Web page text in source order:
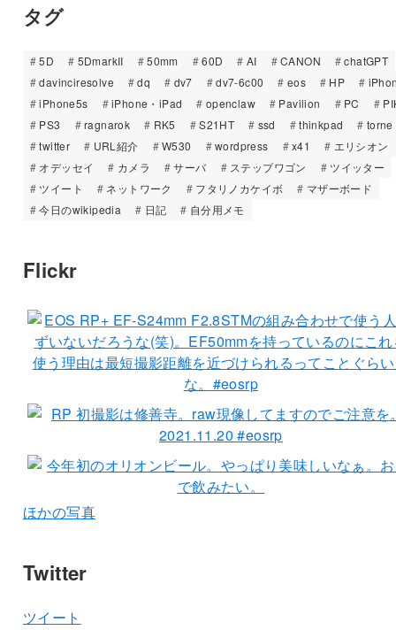
タグ
5D 5DmarkII 50mm 60D AI CANON
chatGPT
davinciresolve
dq dv7 dv7-6c00 eos HP
iPhone5s
iPhone・iPad openclaw Pavilion PC
PS3
ragnarok RK5 S21HT ssd thinkpad
torne
twitter
URL紹介 W530 wordpress x41
エリシオン
オデッセイ
カメラ サーバ ステップワゴン
ツイッター
ツイート
ネットワーク フタリノカケイボ
マザーボード
今日のwikipedia
日記 自分用メモ
Flickr
ほかの写真
Twitter
ツイート